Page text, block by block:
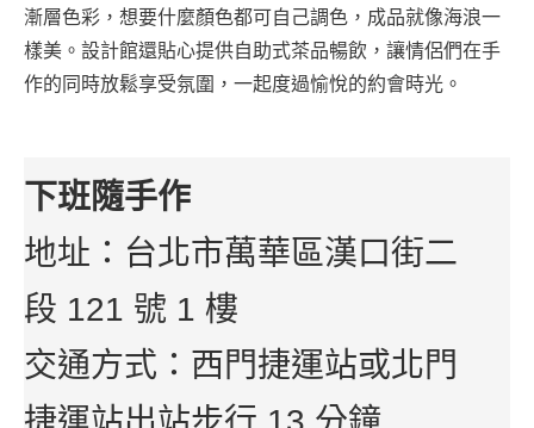
漸層色彩，想要什麼顏色都可自己調色，成品就像海浪一
樣美。設計館還貼心提供自助式茶品暢飲，讓情侶們在手
作的同時放鬆享受氛圍，一起度過愉悅的約會時光。
下班隨手作
地址：台北市萬華區漢口街二
段 121 號 1 樓
交通方式：西門捷運站或北門